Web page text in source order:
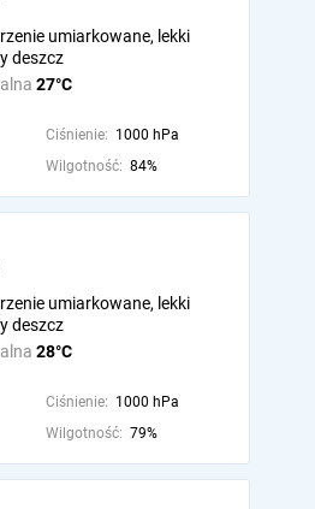
27°C
umiarkowane, lekki
deszcz
Ciśnienie: 1000 hPa
Wilgotność: 84%
28°C
umiarkowane, lekki
deszcz
Ciśnienie: 1000 hPa
Wilgotność: 79%